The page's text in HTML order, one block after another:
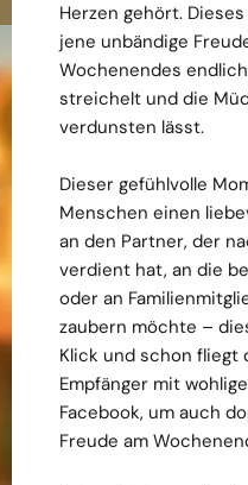
Herzen gehört.
jene unbändige
Wochenendes
streichelt und die
verdunsten lässt.
Dieser gefühlvolle
Menschen einen
an den Partner, der
verdient hat, an die
oder an
zaubern möchte –
Klick und schon fliegt
Empfänger mit
Facebook, um auch
Freude am